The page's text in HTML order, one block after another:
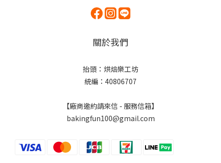
關於我們
抬頭：烘焙樂工坊
統編：40806707
【廠商邀約請來信 - 服務信箱】
bakingfun100@gmail.com